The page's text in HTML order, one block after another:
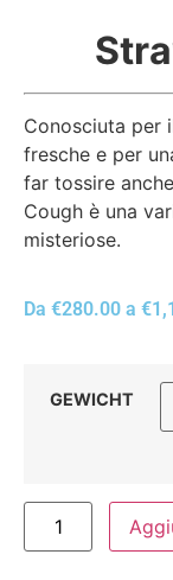
Conosciuta per
fresche e per
far tossire
Cough è una
misteriose.
Da €280.00 a €
GEWICHT